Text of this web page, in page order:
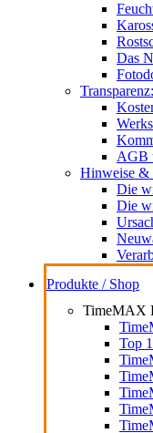
Das
AGB
Hinweise &
Die
Die
Produkte / Shop
TimeMAX
Top